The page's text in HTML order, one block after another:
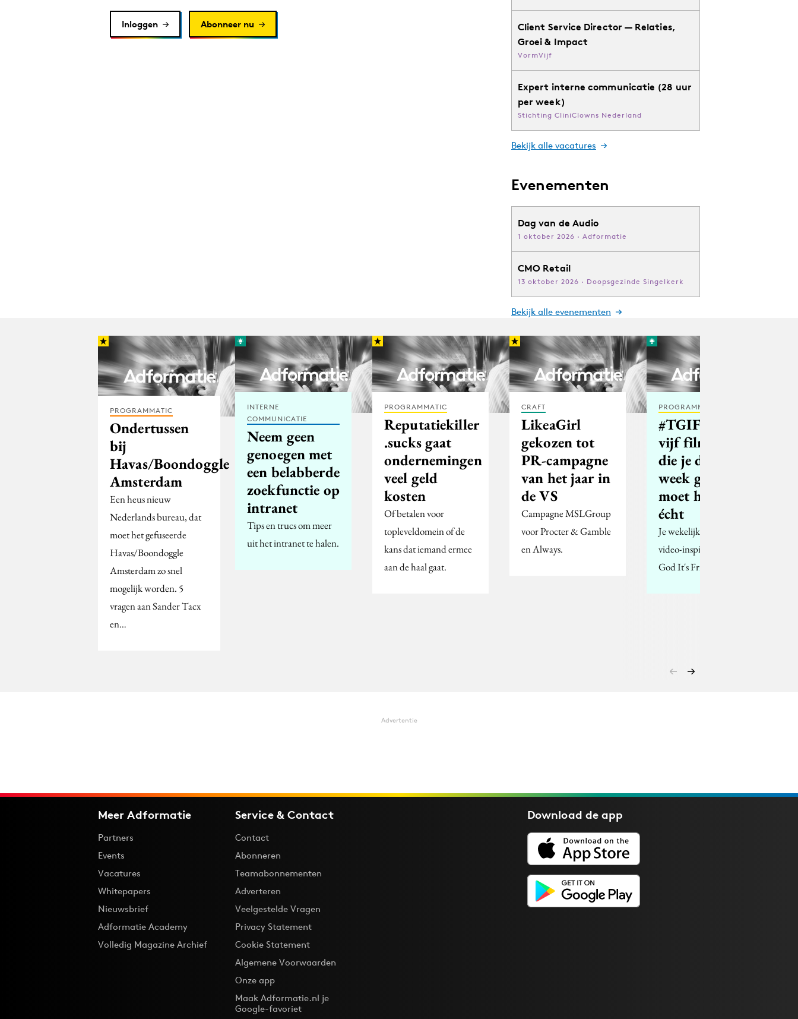
Inloggen Abonneer nu
Client Service Director — Relaties,
Groei & Impact
VormVijf
Expert interne communicatie (28 uur
per week)
Stichting CliniClowns Nederland
Bekijk alle vacatures
Evenementen
Dag van de Audio
1 oktober 2026 · Adformatie
CMO Retail
13 oktober 2026 · Doopsgezinde Singelkerk
Bekijk alle evenementen
PROGRAMMATIC
Ondertussen
bij
Havas/Boondoggle
Amsterdam
Een heus nieuw
Nederlands bureau, dat
moet het gefuseerde
Havas/Boondoggle
Amsterdam zo snel
mogelijk worden. 5
vragen aan Sander Tacx
en…
INTERNE
COMMUNICATIE
Neem geen
genoegen met
een belabberde
zoekfunctie op
intranet
Tips en trucs om meer
uit het intranet te halen.
PROGRAMMATIC
Reputatiekiller
.sucks gaat
ondernemingen
veel geld
kosten
Of betalen voor
topleveldomein of de
kans dat iemand ermee
aan de haal gaat.
CRAFT
LikeaGirl
gekozen tot
PR-campagne
van het jaar in
de VS
Campagne MSLGroup
voor Procter & Gamble
en Always.
PROGRAMMATIC
#TGIF - De
vijf filmpjes
die je deze
week gezien
moet hebben,
écht
Je wekelijkse portie
video-inspiratie. Thank
God It's Friday!
Advertentie
Meer Adformatie
Partners
Events
Vacatures
Whitepapers
Nieuwsbrief
Adformatie Academy
Volledig Magazine Archief
Service & Contact
Contact
Abonneren
Teamabonnementen
Adverteren
Veelgestelde Vragen
Privacy Statement
Cookie Statement
Algemene Voorwaarden
Onze app
Maak Adformatie.nl je
Google-favoriet
Download deapp